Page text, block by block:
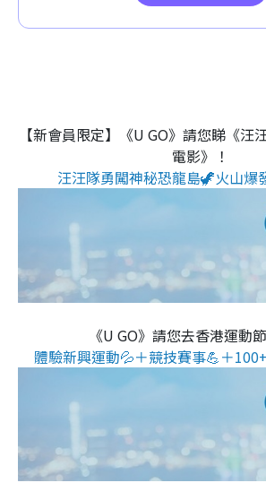
【新會員限定】《U GO》請您睇《汪
電影》！
汪汪隊勇闖神秘恐龍島🦖火山爆
《U GO》請您去香港運動
體驗新興運動💦＋競技賽事💪＋